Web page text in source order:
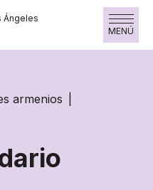
Ángeles
MENÚ
armenios